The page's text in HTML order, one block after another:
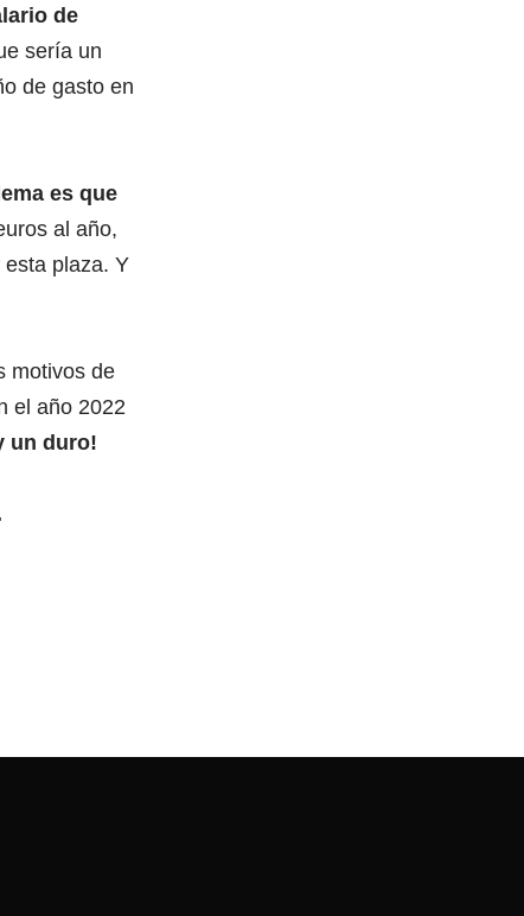
de
sería un
de gasto en
es que
al año,
plaza. Y
motivos de
el año 2022
un duro!